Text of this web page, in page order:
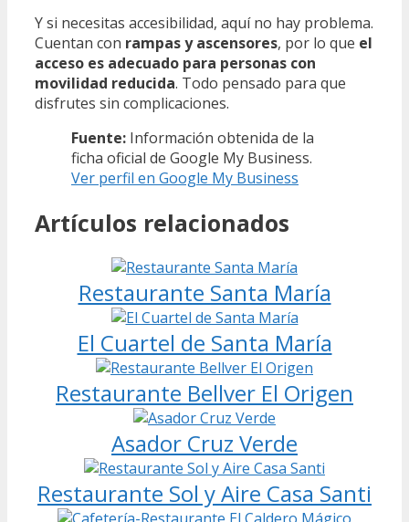
Y si necesitas accesibilidad, aquí no hay problema.
Cuentan con rampas y ascensores, por lo que el
acceso es adecuado para personas con
movilidad reducida. Todo pensado para que
disfrutes sin complicaciones.
Fuente: Información obtenida de la
ficha oficial de Google My Business.
Ver perfil en Google My Business
Artículos relacionados
Restaurante Santa María
El Cuartel de Santa María
Restaurante Bellver El Origen
Asador Cruz Verde
Restaurante Sol y Aire Casa Santi